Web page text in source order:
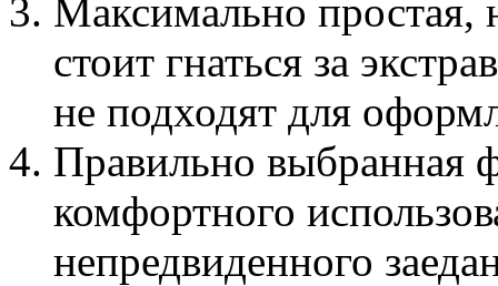
Максимально простая,
стоит гнаться за
не подходят для
Правильно выбранная
комфортного
непредвиденного